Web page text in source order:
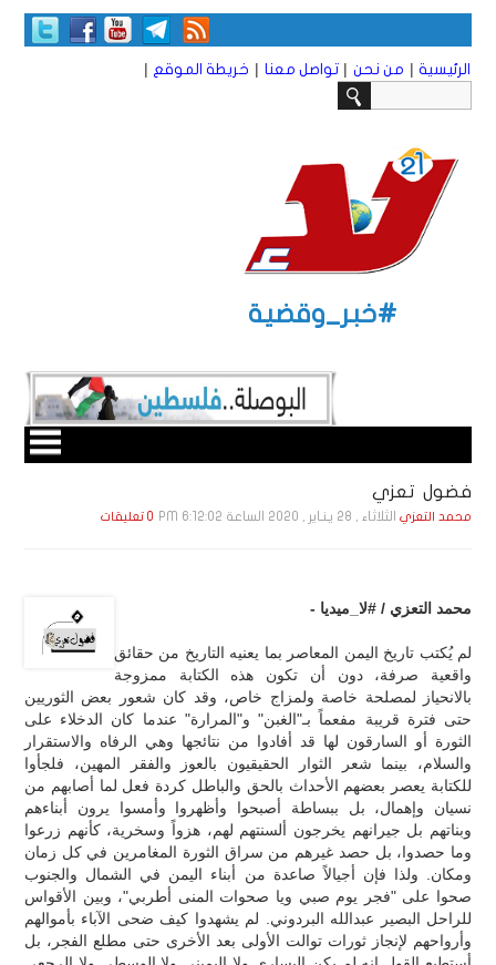
الرئيسية | من نحن | تواصل معنا | خريطة الموقع |
#خبر_وقضية
فضول تعزي
محمد التعزي الثلاثاء , 28 يـنـاير , 2020 الساعة 6:12:02 PM 0 تعليقات
محمد التعزي / #لا_ميديا -
لم يُكتب تاريخ اليمن المعاصر بما يعنيه التاريخ من حقائق
واقعية صرفة، دون أن تكون هذه الكتابة ممزوجة
بالانحياز لمصلحة خاصة ولمزاج خاص، وقد كان شعور بعض الثوريين
حتى فترة قريبة مفعماً بـ"الغبن" و"المرارة" عندما كان الدخلاء على
الثورة أو السارقون لها قد أفادوا من نتائجها وهي الرفاه والاستقرار
والسلام، بينما شعر الثوار الحقيقيون بالعوز والفقر المهين، فلجأوا
للكتابة يعصر بعضهم الأحداث بالحق والباطل كردة فعل لما أصابهم من
نسيان وإهمال، بل ببساطة أصبحوا وأظهروا وأمسوا يرون أبناءهم
وبناتهم بل جيرانهم يخرجون ألسنتهم لهم، هزواً وسخرية، كأنهم زرعوا
وما حصدوا، بل حصد غيرهم من سراق الثورة المغامرين في كل زمان
ومكان. ولذا فإن أجيالاً صاعدة من أبناء اليمن في الشمال والجنوب
صحوا على "فجر يوم صبي ويا صحوات المنى أطربي"، وبين الأقواس
للراحل البصير عبدالله البردوني. لم يشهدوا كيف ضحى الآباء بأموالهم
وأرواحهم لإنجاز ثورات توالت الأولى بعد الأخرى حتى مطلع الفجر، بل